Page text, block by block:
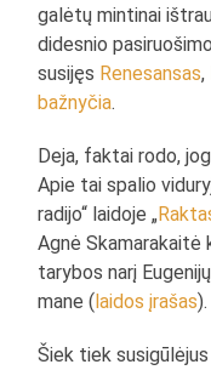
galėtų mintinai
didesnio
susijęs Renesansas,
bažnyčia.
Deja, faktai rodo,
Apie tai spalio
radijo“ laidoje „
Agnė Skamarakaitė
tarybos narį
mane (laidos įrašas).
Šiek tiek